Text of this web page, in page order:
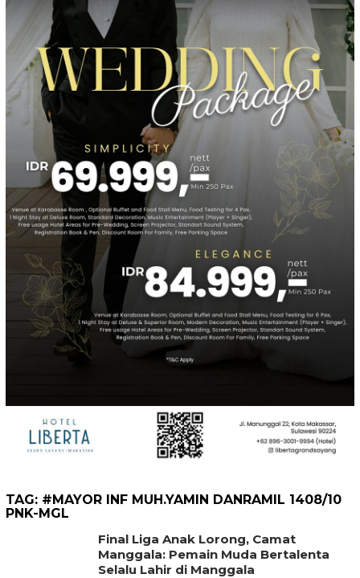
TAG: #MAYOR INF MUH.YAMIN DANRAMIL 1408/10
PNK-MGL
Final Liga Anak Lorong, Camat
Manggala: Pemain Muda Bertalenta
Selalu Lahir di Manggala